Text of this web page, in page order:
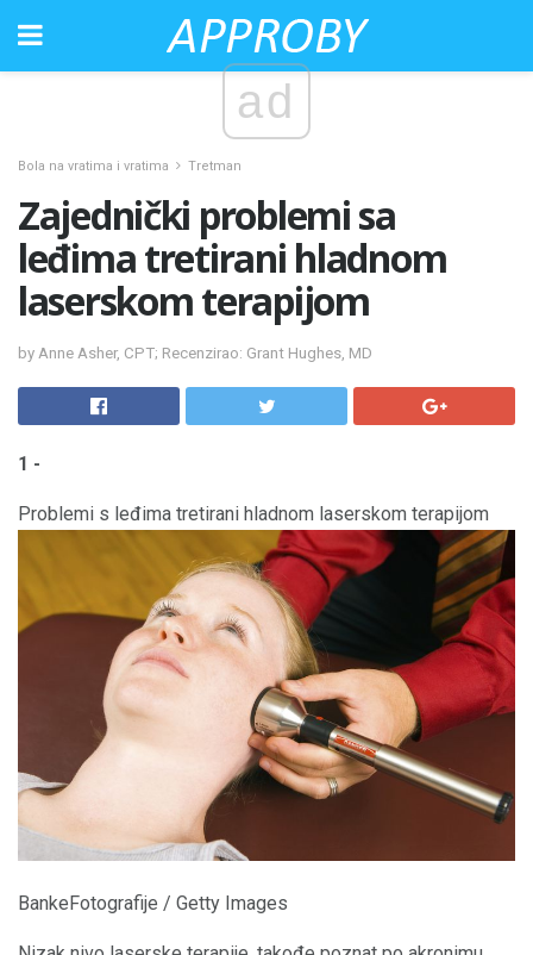
ad
Bola na vratima i vratima Tretman
Zajednički problemi sa
leđima tretirani hladnom
laserskom terapijom
by Anne Asher, CPT; Recenzirao: Grant Hughes, MD
1 -
Problemi s leđima tretirani hladnom laserskom terapijom
BankeFotografije / Getty Images